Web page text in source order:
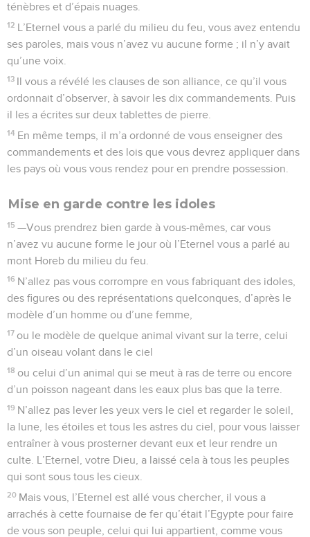
ténèbres et d’épais nuages.
12 L’Eternel vous a parlé du milieu du feu, vous avez entendu
ses paroles, mais vous n’avez vu aucune forme ; il n’y avait
qu’une voix.
13 Il vous a révélé les clauses de son alliance, ce qu’il vous
ordonnait d’observer, à savoir les dix commandements. Puis
il les a écrites sur deux tablettes de pierre.
14 En même temps, il m’a ordonné de vous enseigner des
commandements et des lois que vous devrez appliquer dans
les pays où vous vous rendez pour en prendre possession.
Mise en garde contre les idoles
15 —Vous prendrez bien garde à vous-mêmes, car vous
n’avez vu aucune forme le jour où l’Eternel vous a parlé au
mont Horeb du milieu du feu.
16 N’allez pas vous corrompre en vous fabriquant des idoles,
des figures ou des représentations quelconques, d’après le
modèle d’un homme ou d’une femme,
17 ou le modèle de quelque animal vivant sur la terre, celui
d’un oiseau volant dans le ciel
18 ou celui d’un animal qui se meut à ras de terre ou encore
d’un poisson nageant dans les eaux plus bas que la terre.
19 N’allez pas lever les yeux vers le ciel et regarder le soleil,
la lune, les étoiles et tous les astres du ciel, pour vous laisser
entraîner à vous prosterner devant eux et leur rendre un
culte. L’Eternel, votre Dieu, a laissé cela à tous les peuples
qui sont sous tous les cieux.
20 Mais vous, l’Eternel est allé vous chercher, il vous a
arrachés à cette fournaise de fer qu’était l’Egypte pour faire
de vous son peuple, celui qui lui appartient, comme vous